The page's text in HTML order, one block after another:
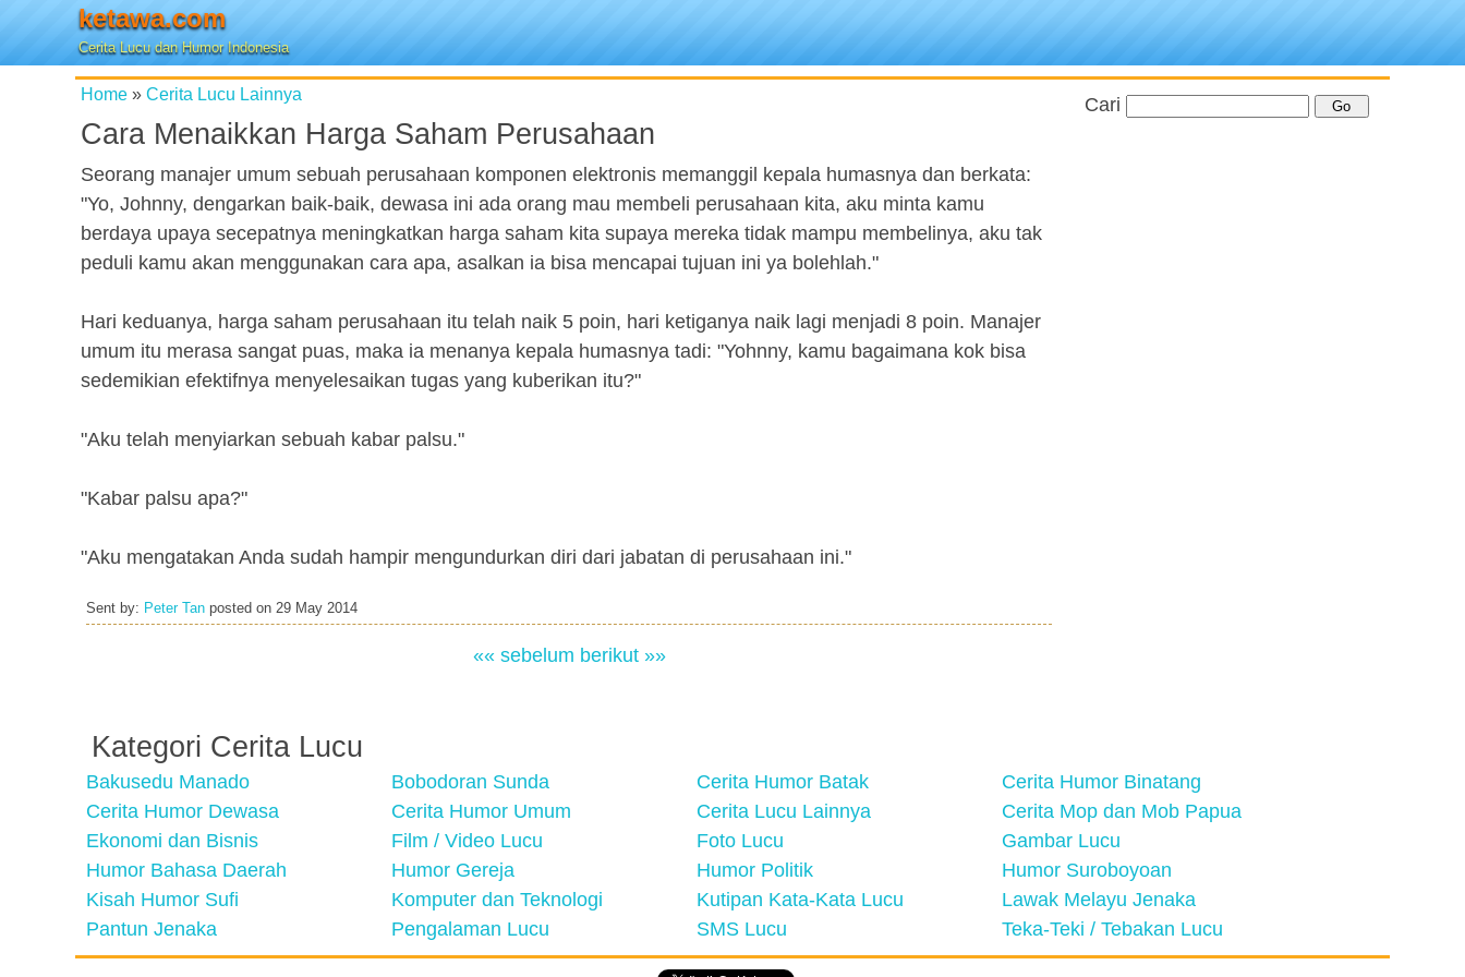
ketawa.com
Cerita Lucu dan Humor Indonesia
Home » Cerita Lucu Lainnya
Cara Menaikkan Harga Saham Perusahaan
Seorang manajer umum sebuah perusahaan komponen elektronis memanggil kepala humasnya dan berkata:
"Yo, Johnny, dengarkan baik-baik, dewasa ini ada orang mau membeli perusahaan kita, aku minta kamu
berdaya upaya secepatnya meningkatkan harga saham kita supaya mereka tidak mampu membelinya, aku tak
peduli kamu akan menggunakan cara apa, asalkan ia bisa mencapai tujuan ini ya bolehlah."
Hari keduanya, harga saham perusahaan itu telah naik 5 poin, hari ketiganya naik lagi menjadi 8 poin. Manajer
umum itu merasa sangat puas, maka ia menanya kepala humasnya tadi: "Yohnny, kamu bagaimana kok bisa
sedemikian efektifnya menyelesaikan tugas yang kuberikan itu?"
"Aku telah menyiarkan sebuah kabar palsu."
"Kabar palsu apa?"
"Aku mengatakan Anda sudah hampir mengundurkan diri dari jabatan di perusahaan ini."
Sent by: Peter Tan posted on 29 May 2014
«« sebelum berikut »»
Cari
Kategori Cerita Lucu
Bakusedu Manado Bobodoran Sunda Cerita Humor Batak
Cerita Humor Binatang
Cerita Humor Dewasa
Cerita Humor Umum Cerita Lucu Lainnya
Cerita Mop dan Mob Papua
Ekonomi dan Bisnis
Film / Video Lucu Foto Lucu
Gambar Lucu
Humor Bahasa Daerah
Humor Gereja Humor Politik
Humor Suroboyoan
Kisah Humor Sufi
Komputer dan Teknologi Kutipan Kata-Kata Lucu
Lawak Melayu Jenaka
Pantun Jenaka
Pengalaman Lucu SMS Lucu Teka-Teki / Tebakan Lucu